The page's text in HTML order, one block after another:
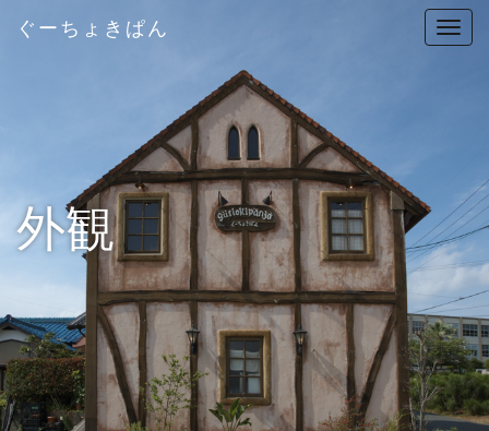
T
a
v
i
a
t
i
o
n
ぐーちょきぱん
外観